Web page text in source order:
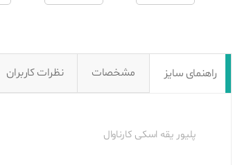
راهنمای سایز مشخصات نظرات کاربران
پلیور یقه اسکی کارناوال